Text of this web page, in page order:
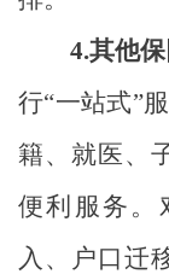
4.其他保
行“一站式”
籍、就医、
便利服务。
入、户口迁